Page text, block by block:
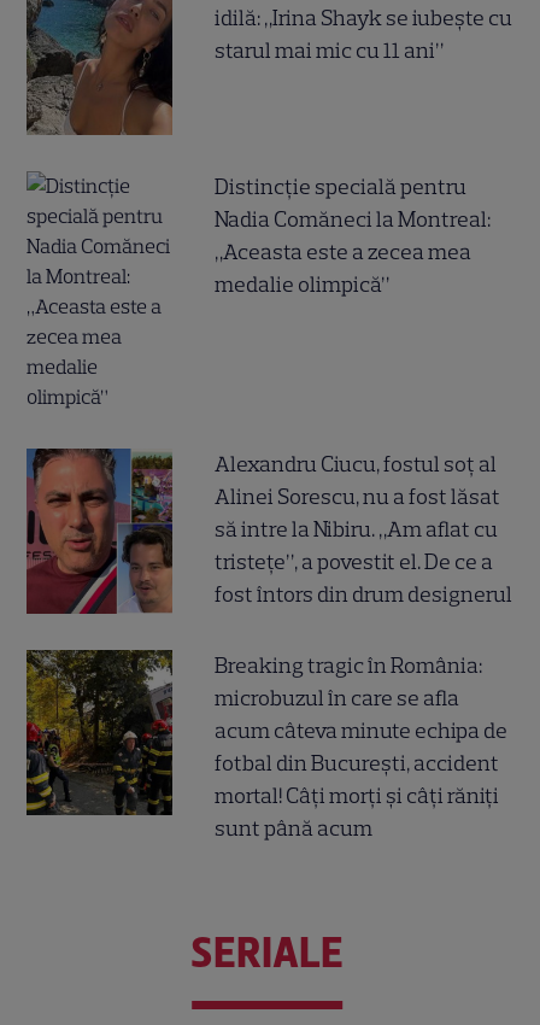
idilă: „Irina Shayk se iubește cu
starul mai mic cu 11 ani”
Distincție specială pentru
Nadia Comăneci la Montreal:
„Aceasta este a zecea mea
medalie olimpică”
Alexandru Ciucu, fostul soț al
Alinei Sorescu, nu a fost lăsat
să intre la Nibiru. „Am aflat cu
tristețe”, a povestit el. De ce a
fost întors din drum designerul
Breaking tragic în România:
microbuzul în care se afla
acum câteva minute echipa de
fotbal din București, accident
mortal! Câți morți și câți răniți
sunt până acum
SERIALE